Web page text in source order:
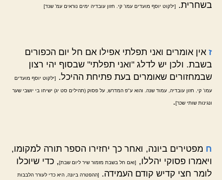
בשחרית.
[ילקוט יוסף מועדים עמו' קי. חזון עובדיה ימים נוראים עמ' שנד]
ז אין אומרים ואני תפלתי אפילו אם חל יום הכפורים
בשבת. ולכן יש לדלג "ואני תפלתי" שבסוף יהי רצון
שבמחזורים שאומרים בעת פתיחת ההיכל.
[ילקוט יוסף מועדים
עמו' קי. חזון עובדיה, עמוד שנה. והוא ע"פ המדרש, על פסוק (תהילים סט יג) ישיחו בי יושבי שער
ונגינות שותי שכר].
ח מפטירים ביונה, ואחר כך יחזירו הספר תורה למקומו,
ויאמרו פסוקי יהללו,
[ואם חל בשבת מזמור שיר ליום שבת], כדי שיוכלו
לומר חצי קדיש קודם העמידה.
[ההפטרה ביונה, היא כדי לעורר הלבבות